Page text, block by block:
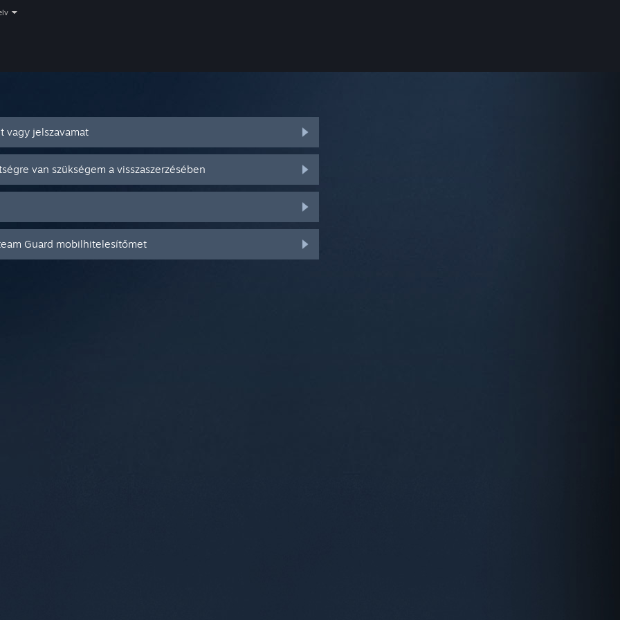
vagy jelszavamat
van szükségem a visszaszerzésében
Guard mobilhitelesítőmet